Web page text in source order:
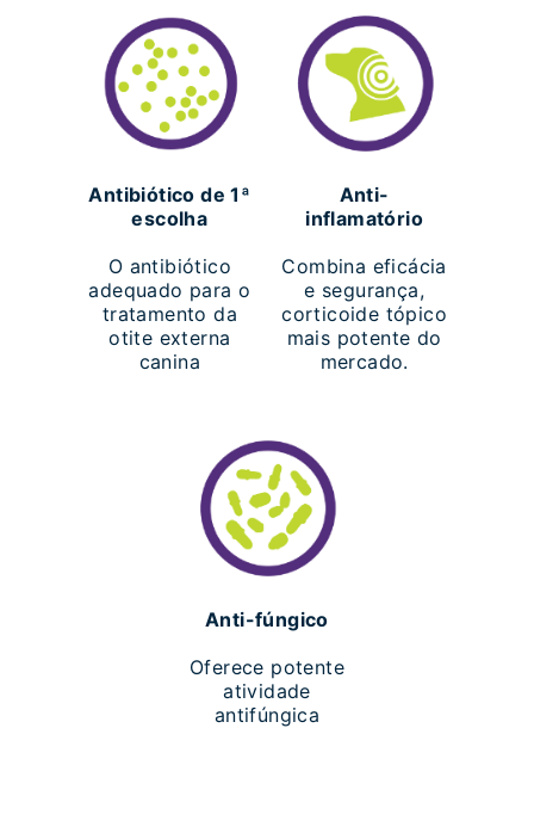
Antibiótico de 1ª
escolha
O antibiótico
adequado para o
tratamento da
otite externa
canina
Anti-
inflamatório
Combina eficácia
e segurança,
corticoide tópico
mais potente do
mercado.
Anti-fúngico
Oferece potente
atividade
antifúngica